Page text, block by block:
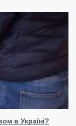
в Україні?